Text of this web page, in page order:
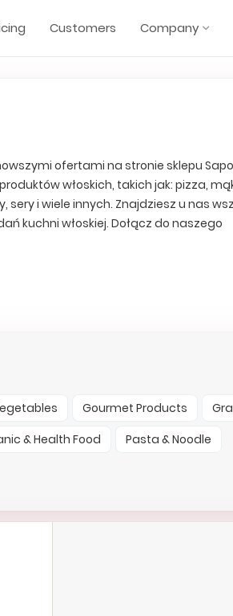
Customers Company
ofertami na stronie sklepu
włoskich, takich jak: pizza,
sery i wiele innych. Znajdziesz u nas
kuchni włoskiej. Dołącz do naszego
Gourmet Products
& Health Food
Pasta & Noodle